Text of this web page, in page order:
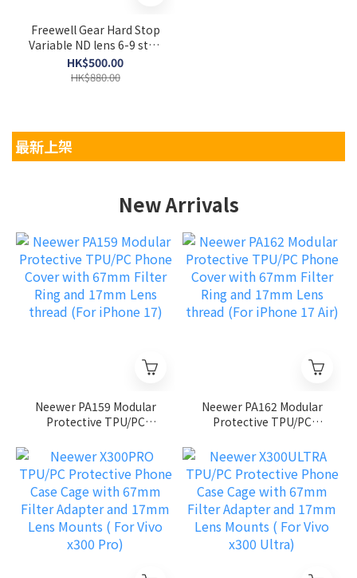
Freewell Gear Hard Stop
Variable ND lens 6-9 stop
(ND64-ND512)
HK$500.00
HK$880.00
最新上架
New Arrivals
Neewer PA159 Modular
Protective TPU/PC
Filter Ring and 17mm
Lens thread (For iPhone
17)
Neewer PA162 Modular
Protective TPU/PC
Filter Ring and 17mm
Lens thread (For iPhone
17 Air)